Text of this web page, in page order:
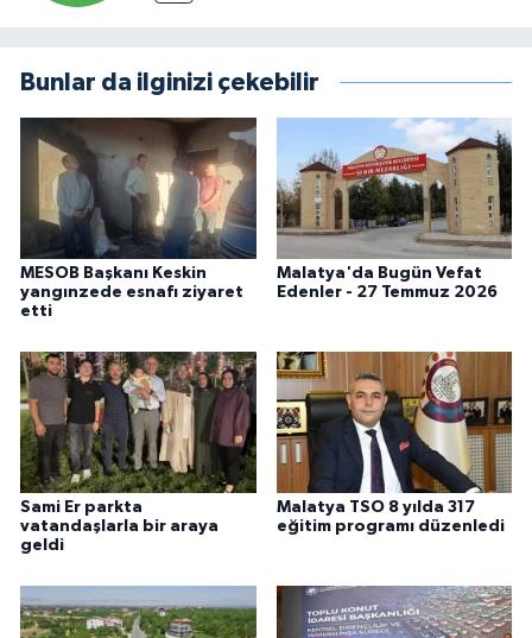
Bunlar da ilginizi çekebilir
MESOB Başkanı Keskin
yangınzede esnafı ziyaret
etti
Malatya'da Bugün Vefat
Edenler - 27 Temmuz 2026
Sami Er parkta
vatandaşlarla bir araya
geldi
Malatya TSO 8 yılda 317
eğitim programı düzenledi